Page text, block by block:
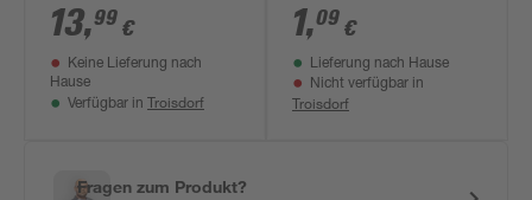
13,99 €
Keine Lieferung nach
Hause
Verfügbar in Troisdorf
exzentrisch DN
50/40
1,09 €
Lieferung nach Hause
Nicht verfügbar in
Troisdorf
Fragen zum Produkt?